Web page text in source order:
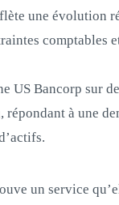
une évolution
comptables
US Bancorp sur
répondant à une
un service